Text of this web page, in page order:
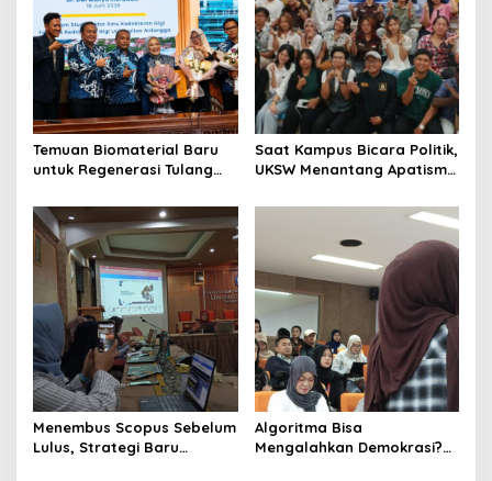
Temuan Biomaterial Baru
untuk Regenerasi Tulang
Jadi Doktor di UNAIR
Saat Kampus Bicara Politik,
UKSW Menantang Apatisme
Menembus Scopus Sebelum
Lulus, Strategi Baru
Algoritma Bisa
Mengalahkan Demokrasi?